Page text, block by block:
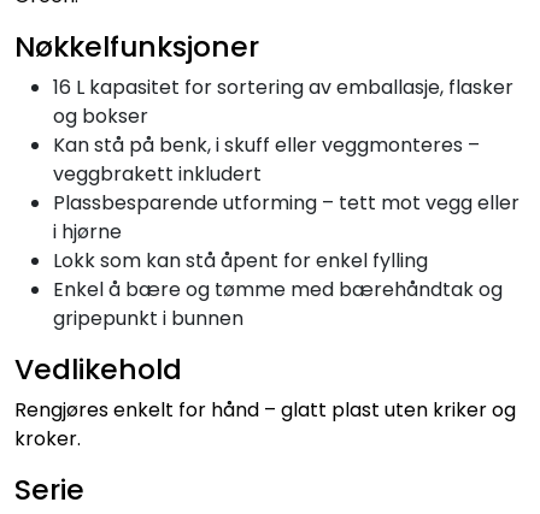
Nøkkelfunksjoner
16 L kapasitet for sortering av emballasje, flasker
og bokser
Kan stå på benk, i skuff eller veggmonteres –
veggbrakett inkludert
Plassbesparende utforming – tett mot vegg eller
i hjørne
Lokk som kan stå åpent for enkel fylling
Enkel å bære og tømme med bærehåndtak og
gripepunkt i bunnen
Vedlikehold
Rengjøres enkelt for hånd – glatt plast uten kriker og
kroker.
Serie